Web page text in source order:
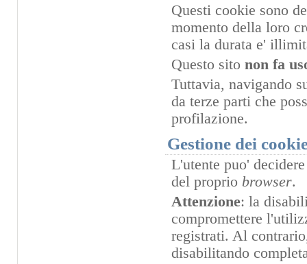
Questi cookie sono
momento della loro
casi la durata e'
Questo sitonon fa
Tuttavia, navigando
da terze parti che
profilazione.
Gestione dei
L'utente puo'
del proprio browser.
Attenzione: la
compromettere
registrati. Al
disabilitando